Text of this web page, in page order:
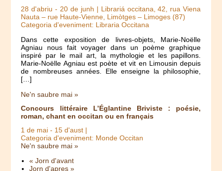
28 d'abriu - 20 de junh | Librariá occitana, 42, rua Viena
Nauta – rue Haute-Vienne, Limòtges – Limoges (87)
Categoria d'eveniment: Libraria Occitana
Dans cette exposition de livres-objets, Marie-Noëlle
Agniau nous fait voyager dans un poème graphique
inspiré par le mail art, la mythologie et les papillons.
Marie-Noëlle Agniau est poète et vit en Limousin depuis
de nombreuses années. Elle enseigne la philosophie,
[…]
Ne'n saubre mai »
Concours littéraire L’Églantine Briviste : poésie,
roman, chant en occitan ou en français
1 de mai - 15 d'aust |
Categoria d'eveniment: Monde Occitan
Ne'n saubre mai »
« Jorn d'avant
Jorn d'apres »